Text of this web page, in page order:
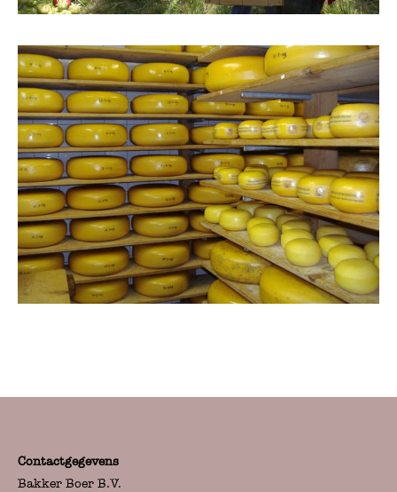
Contactgegevens
Bakker Boer B.V.